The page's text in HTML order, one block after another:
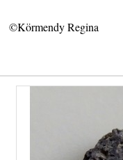
©Körmendy Regina